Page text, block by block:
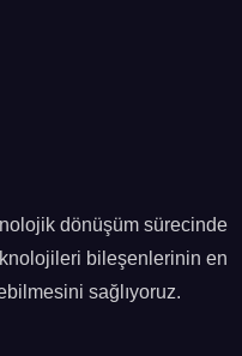
dönüşüm sürecinde
bileşenlerinin en
sağlıyoruz.